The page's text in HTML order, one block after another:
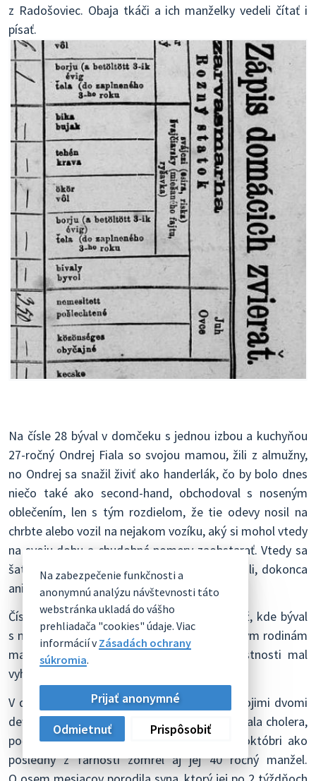
Na zabezpečenie funkčnosti a
anonymnú analýzu návštevnosti táto
webstránka ukladá do vášho
prehliadača "cookies" údaje. Viac
informácií vZásadách ochrany
súkromia.
Prijať anonymné
Odmietnuť
Prispôsobiť
z Radošoviec. Obaja tkáči a ich manželky vedeli čítať i
písať.
Na čísle 28 býval v domčeku s jednou izbou a kuchyňou
27-ročný Ondrej Fiala so svojou mamou, žili z almužny,
no Ondrej sa snažil živiť ako handerlák, čo by bolo dnes
niečo také ako second-hand, obchodoval s noseným
oblečením, len s tým rozdielom, že tie odevy nosil na
chrbte alebo vozil na nejakom vozíku, aký si mohol vtedy
na svoju dobu a chudobné pomery zaobstarať. Vtedy sa
šaty aj topánky nosili, kým sa úplne nezodrali, dokonca
ani po zomrelých sa nevyhadzovali, ale dedili.
Číslo domu 38 mal 47-ročný kováč Juraj Kríž, kde býval
s manželkou a tromi dcérami, oproti ostatným rodinám
mal až dve izby na bývanie, v jednej miestnosti mal
vyhňu.
V dome č. 45 bývala Zuzana Škubová so svojimi dvomi
deťmi. Pred tromi rokmi v auguste 1866 začala cholera,
počas ktorej zomrela jej 4-ročná dcéra, v októbri ako
posledný z farnosti zomrel aj jej 40 ročný manžel.